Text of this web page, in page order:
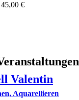
€
Valentin
Aquarellieren